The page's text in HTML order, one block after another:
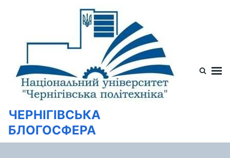
содержимому
ЧЕРНІГІВСЬКА
БЛОГОСФЕРА